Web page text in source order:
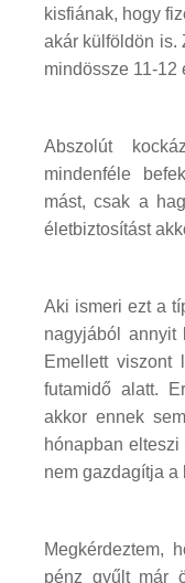
kisfiának, hogy
akár külföldön is.
mindössze 11-12
Abszolút
mindenféle
mást, csak a
életbiztosítást
Aki ismeri ezt a
nagyjából annyit
Emellett viszont
futamidő alatt.
akkor ennek
hónapban
nem gazdagítja a
Megkérdeztem,
pénz gyűlt már